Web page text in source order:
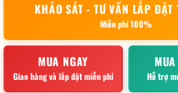
KHẢO SÁT - TƯ VẤN LẮP
Miễn phí 100%
MUA NGAY
Giao hàng và lắp đặt miễn phí Hỗ trợ